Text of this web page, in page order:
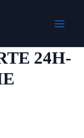
24H-